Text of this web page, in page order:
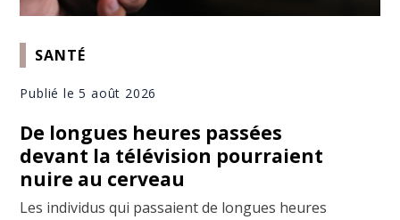
SANTÉ
Publié le 5 août 2026
De longues heures passées
devant la télévision pourraient
nuire au cerveau
Les individus qui passaient de longues heures